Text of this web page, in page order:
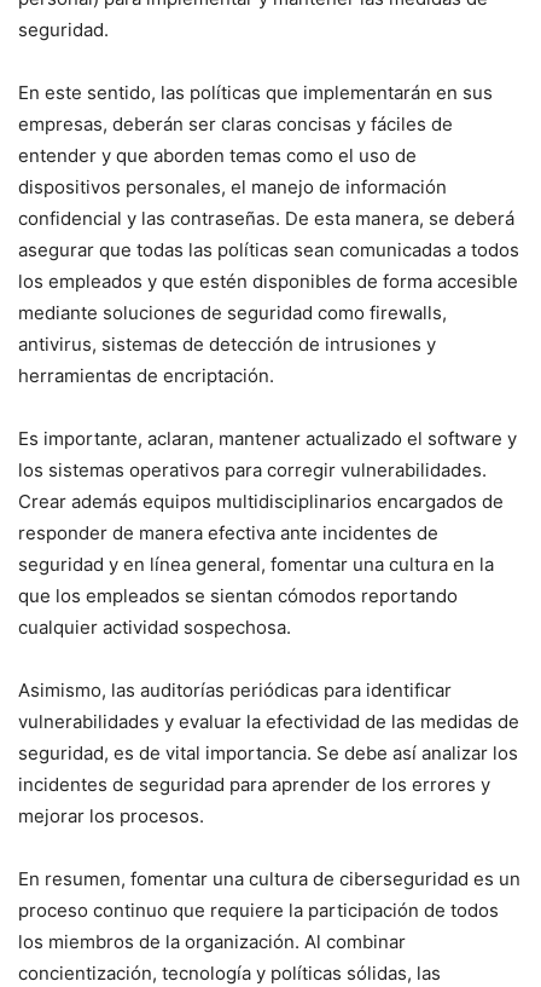
seguridad.
En este sentido, las políticas que implementarán en sus
empresas, deberán ser claras concisas y fáciles de
entender y que aborden temas como el uso de
dispositivos personales, el manejo de información
confidencial y las contraseñas. De esta manera, se deberá
asegurar que todas las políticas sean comunicadas a todos
los empleados y que estén disponibles de forma accesible
mediante soluciones de seguridad como firewalls,
antivirus, sistemas de detección de intrusiones y
herramientas de encriptación.
Es importante, aclaran, mantener actualizado el software y
los sistemas operativos para corregir vulnerabilidades.
Crear además equipos multidisciplinarios encargados de
responder de manera efectiva ante incidentes de
seguridad y en línea general, fomentar una cultura en la
que los empleados se sientan cómodos reportando
cualquier actividad sospechosa.
Asimismo, las auditorías periódicas para identificar
vulnerabilidades y evaluar la efectividad de las medidas de
seguridad, es de vital importancia. Se debe así analizar los
incidentes de seguridad para aprender de los errores y
mejorar los procesos.
En resumen, fomentar una cultura de ciberseguridad es un
proceso continuo que requiere la participación de todos
los miembros de la organización. Al combinar
concientización, tecnología y políticas sólidas, las